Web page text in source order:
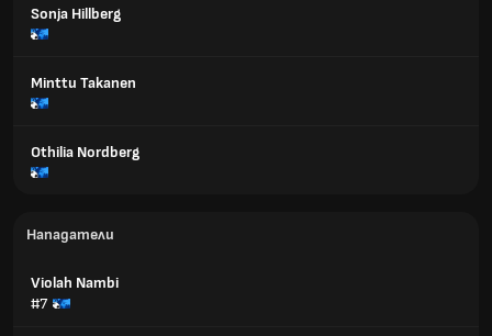
Sonja Hillberg
Minttu Takanen
Othilia Nordberg
Нападатели
Violah Nambi
#7